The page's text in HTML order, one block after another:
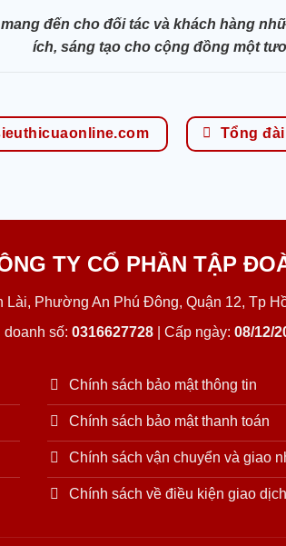
đến cho đối tác và khách hàng
ích, sáng tạo cho cộng đồng một
Tổng
TY CỔ PHẦN TẬP
Phường An Phú Đông, Quận 12, Tp
số: 0316627728| Cấp ngày: 08/12/
Chính sách bảo mật thông tin
Chính sách bảo mật thanh toán
Chính sách vận chuyển và giao
Chính sách về điều kiện giao dịch